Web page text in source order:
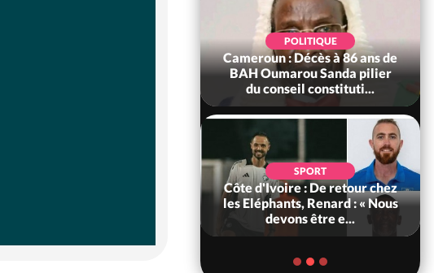
POLITIQUE
Cameroun : Décès à 86 ans de
BAH Oumarou Sanda pilier
du conseil constituti...
SPORT
Côte d'Ivoire : De retour chez
les Eléphants, Renard : « Nous
devons être e...